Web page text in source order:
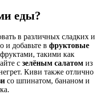
еды?
в различных сладких и
и добавьте в фруктовые
такими как
с зелёным салатом из
Киви также отлично
со шпинатом, бананом и